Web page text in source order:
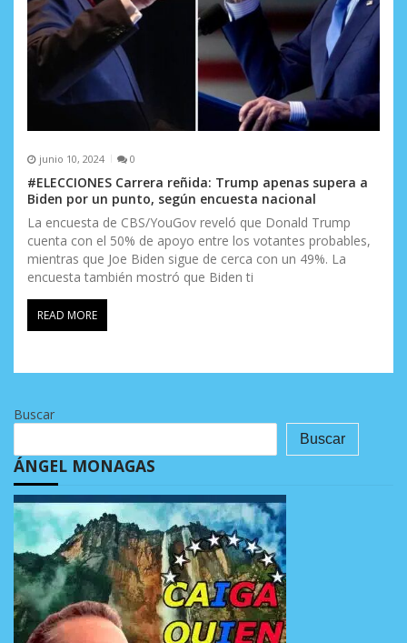
junio 10, 2024 0
#ELECCIONES Carrera reñida: Trump apenas supera a
Biden por un punto, según encuesta nacional
La encuesta de CBS/YouGov reveló que Donald Trump
cuenta con el 50% de apoyo entre los votantes probables,
mientras que Joe Biden sigue de cerca con un 49%. La
encuesta también mostró que Biden ti
READ MORE
Buscar
Buscar
ÁNGEL MONAGAS